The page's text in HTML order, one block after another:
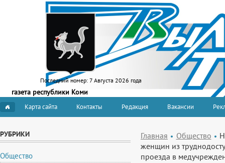
Последний номер: 7 Августа 2026 года
газета республики Коми
Карта сайта Контакты Редакция Вакансии
РУБРИКИ
Общество
Главная Общество
женщин из
проезда в